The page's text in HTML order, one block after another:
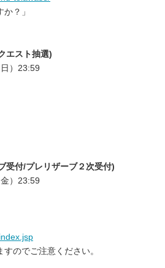
？」
エスト抽選)
）23:59
受付/プレリザーブ２次受付)
）23:59
のでご注意ください。